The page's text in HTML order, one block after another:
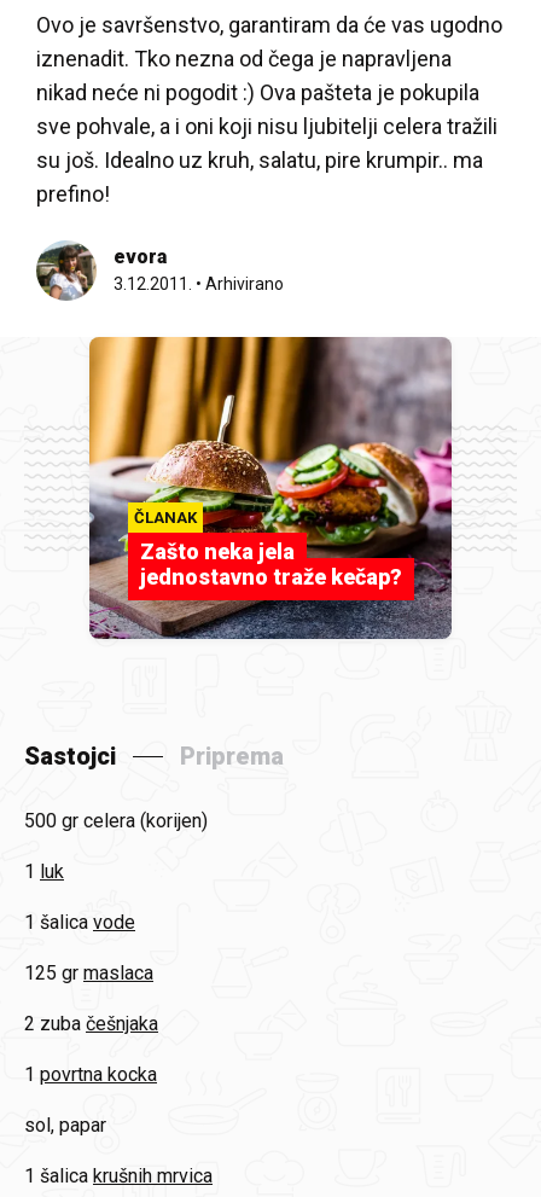
Ovo je savršenstvo, garantiram da će vas ugodno
iznenadit. Tko nezna od čega je napravljena
nikad neće ni pogodit :) Ova pašteta je pokupila
sve pohvale, a i oni koji nisu ljubitelji celera tražili
su još. Idealno uz kruh, salatu, pire krumpir.. ma
prefino!
evora
3.12.2011. • Arhivirano
ČLANAK
Zašto neka jela
jednostavno traže kečap?
Sastojci Priprema
500 gr celera (korijen)
1 luk
1 šalica vode
125 gr maslaca
2 zuba češnjaka
1 povrtna kocka
sol, papar
1 šalica krušnih mrvica